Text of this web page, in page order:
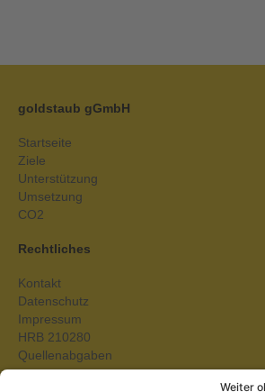
goldstaub gGmbH
Startseite
Ziele
Unterstützung
Umsetzung
CO2
Rechtliches
Kontakt
Datenschutz
Impressum
HRB 210280
Quellenabgaben